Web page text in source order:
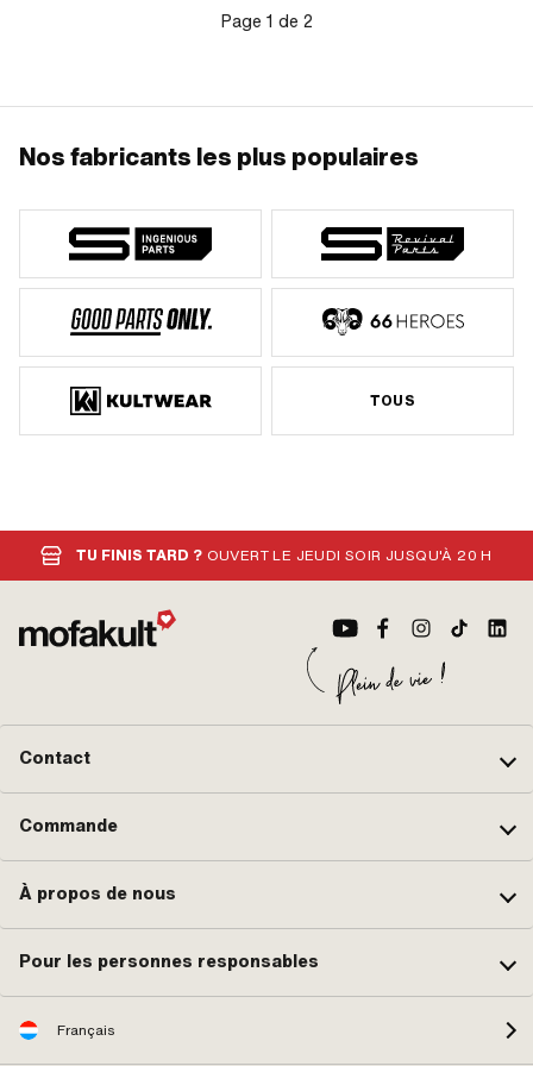
Page 1 de 2
Nos fabricants les plus populaires
TOUS
TU FINIS TARD ? OUVERT LE JEUDI SOIR JUSQU'À 20 H
Contact
Commande
À propos de nous
Pour les personnes responsables
Français